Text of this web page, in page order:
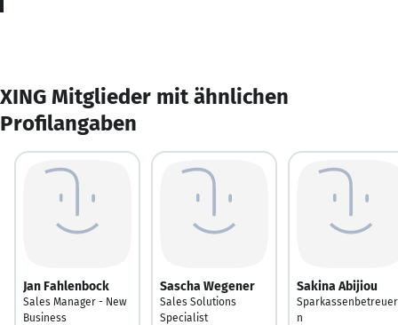
XING Mitglieder mit ähnlichen
Profilangaben
Jan Fahlenbock
Sales Manager - New
Business
Sascha Wegener
Sales Solutions
Specialist
Sakina Abijiou
n